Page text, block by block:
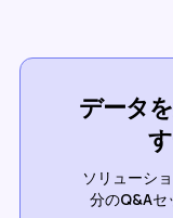
データ
ソリューシ
分のQ&Aセ